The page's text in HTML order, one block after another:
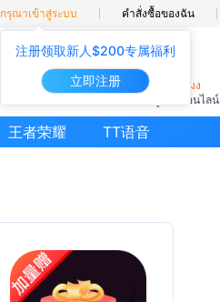
注册领取新人$200专属福利
立即注册
กรุณาเข้าสู่ระบบ คำสั่งซื้อของฉัน
7×24ชั่วโมง
บริการลูกค้าออนไลน์
王者荣耀 TT语音